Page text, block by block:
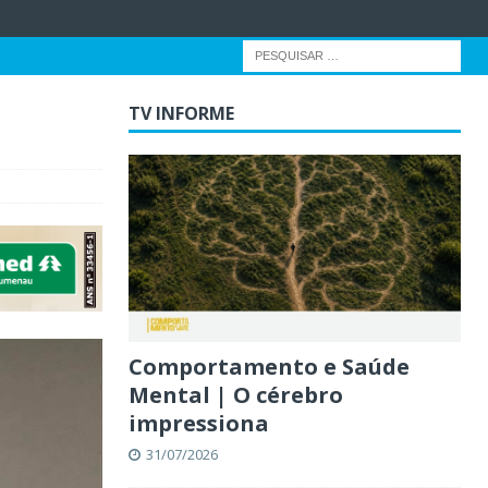
TV INFORME
Comportamento e Saúde
Mental | O cérebro
impressiona
31/07/2026